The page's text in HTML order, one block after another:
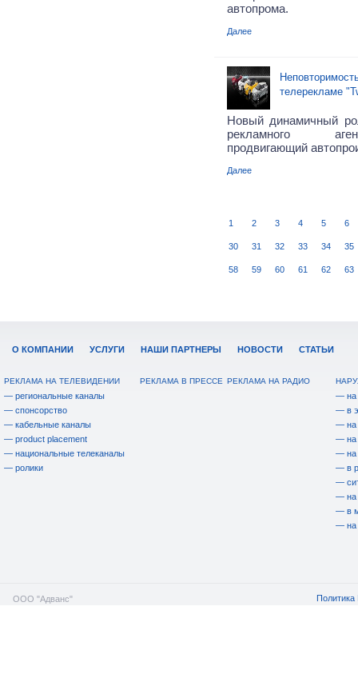
автопрома.
Далее
телерекламе
Новый динамичный
рекламного
продвигающий
Далее
1 2 3 4 5 6
30 31 32 33 34 35
58 59 60 61 62 63
О КОМПАНИИ УСЛУГИ НАШИ ПАРТНЕРЫ НОВОСТИ СТАТЬИ
РЕКЛАМА НА ТЕЛЕВИДЕНИИ
— региональные каналы
— спонсорство
— кабельные каналы
— product placement
— национальные телеканалы
— ролики
РЕКЛАМА В ПРЕССЕ РЕКЛАМА НА РАДИО
— на
— в
— на
— на
— на
— в
—
— на
— в
— на
ООО "Адванс" Политика